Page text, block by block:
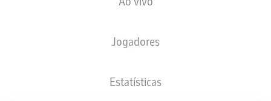
Jogadores
Estatísticas